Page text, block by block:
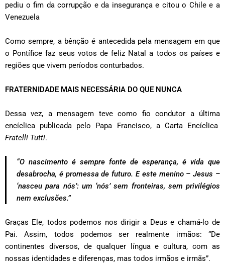
pediu o fim da corrupção e da insegurança e citou o Chile e a
Venezuela
Como sempre, a bênção é antecedida pela mensagem em que
o Pontífice faz seus votos de feliz Natal a todos os países e
regiões que vivem períodos conturbados.
FRATERNIDADE MAIS NECESSÁRIA DO QUE NUNCA
Dessa vez, a mensagem teve como fio condutor a última
encíclica publicada pelo Papa Francisco, a Carta Encíclica
Fratelli Tutti.
“O nascimento é sempre fonte de esperança, é vida que
desabrocha, é promessa de futuro. E este menino – Jesus –
‘nasceu para nós’: um ‘nós’ sem fronteiras, sem privilégios
nem exclusões.”
Graças Ele, todos podemos nos dirigir a Deus e chamá-lo de
Pai. Assim, todos podemos ser realmente irmãos: “De
continentes diversos, de qualquer língua e cultura, com as
nossas identidades e diferenças, mas todos irmãos e irmãs”.